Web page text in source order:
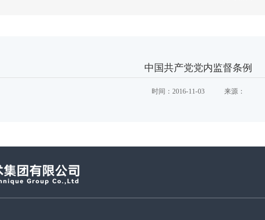
中国共产党党内监督条例
时间： 2016-11-03 来源：